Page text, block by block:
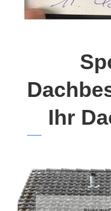
Ihr